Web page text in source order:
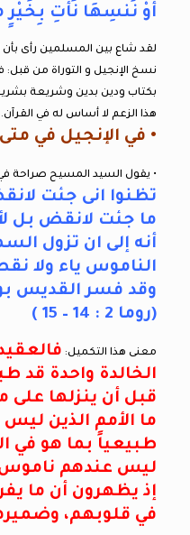
أَوْ نُنسِهَا نَأْتِ بِخَيْرٍ
لقد شاع بين المسلمين رأى بأن
نسخ الإنجيل و التوراة من
بكتاب ودين بدين وشريعة
هذا الزعم لا أساس له في القرآن.
• في الإنجيل في
• يقول السيد المسيح صراحة
تظنوا انى جئت
ما جئت لانقض بل
أنه إلى ان تزول
الناموس ياء ولا
وقد فسر القديس
(روما 2 : 14 – 15 )
معنى هذا التكميل:
الخالدة واحدة قد
قبل أن ينزلها على
ما الأمم الذين
طبيعياً بما هو في
ليس عندهم
إذ يظهرون أن ما
في قلوبهم،